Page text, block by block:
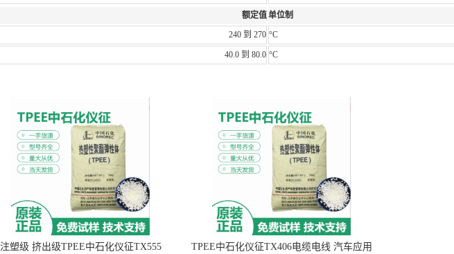
额定值单位制
240 到 270 °C
40.0 到 80.0 °C
注塑级 挤出级TPEE中石化仪征TX555 TPEE中石化仪征TX406电缆电线 汽车应用